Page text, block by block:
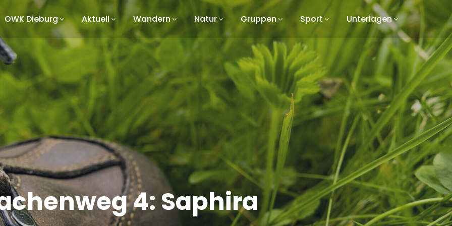
OWK Dieburg Aktuell Wandern Natur Gruppen Sport Unterlagen
4: Saphira